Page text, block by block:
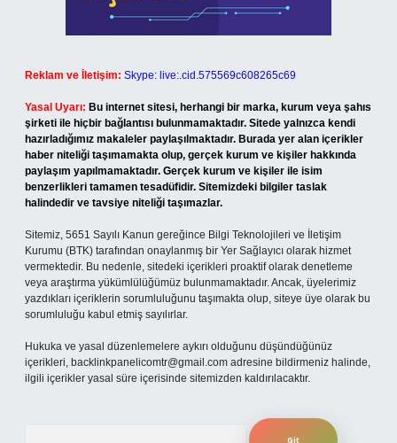
Reklam ve İletişim: Skype: live:.cid.575569c608265c69
Yasal Uyarı: Bu internet sitesi, herhangi bir marka, kurum veya şahıs
şirketi ile hiçbir bağlantısı bulunmamaktadır. Sitede yalnızca kendi
hazırladığımız makaleler paylaşılmaktadır. Burada yer alan içerikler
haber niteliği taşımamakta olup, gerçek kurum ve kişiler hakkında
paylaşım yapılmamaktadır. Gerçek kurum ve kişiler ile isim
benzerlikleri tamamen tesadüfidir. Sitemizdeki bilgiler taslak
halindedir ve tavsiye niteliği taşımazlar.
Sitemiz, 5651 Sayılı Kanun gereğince Bilgi Teknolojileri ve İletişim
Kurumu (BTK) tarafından onaylanmış bir Yer Sağlayıcı olarak hizmet
vermektedir. Bu nedenle, sitedeki içerikleri proaktif olarak denetleme
veya araştırma yükümlülüğümüz bulunmamaktadır. Ancak, üyelerimiz
yazdıkları içeriklerin sorumluluğunu taşımakta olup, siteye üye olarak bu
sorumluluğu kabul etmiş sayılırlar.
Hukuka ve yasal düzenlemelere aykırı olduğunu düşündüğünüz
içerikleri, backlinkpanelicomtr@gmail.com adresine bildirmeniz halinde,
ilgili içerikler yasal süre içerisinde sitemizden kaldırılacaktır.